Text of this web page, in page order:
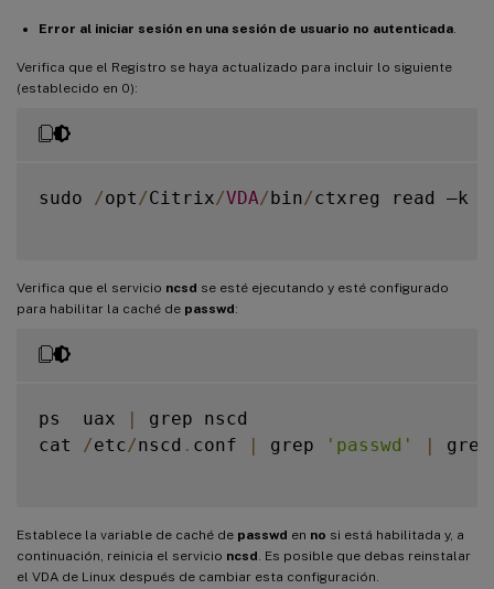
Error al iniciar sesión en una sesión de usuario no autenticada
Verifica que el Registro se haya actualizado para incluir lo siguiente
(establecido en 0):
sudo /opt /Citrix/VDA/bin/ctxreg read –k
Verifica que el servicio ncsd se esté ejecutando y esté configurado
para habilitar la caché de passwd:
ps  uax |
grep nscd
cat
/etc/nscd . conf | grep 'passwd' |
Establece la variable de caché de passwd en no si está habilitada y, a
continuación, reinicia el servicio ncsd . Es posible que debas reinstalar
el VDA de Linux después de cambiar esta configuración.